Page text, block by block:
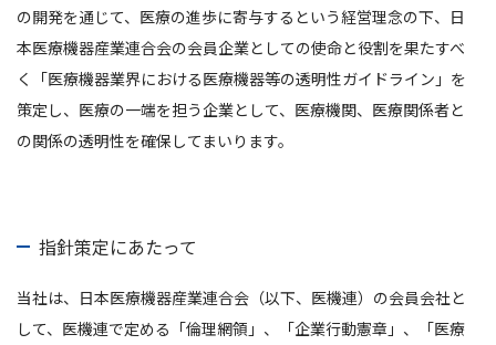
の開発を通じて、医療の進歩に寄与するという経営理念の下、日
本医療機器産業連合会の会員企業としての使命と役割を果たすべ
く「医療機器業界における医療機器等の透明性ガイドライン」を
策定し、医療の一端を担う企業として、医療機関、医療関係者と
の関係の透明性を確保してまいります。
指針策定にあたって
当社は、日本医療機器産業連合会（以下、医機連）の会員会社と
して、医機連で定める「倫理網領」、「企業行動憲章」、「医療